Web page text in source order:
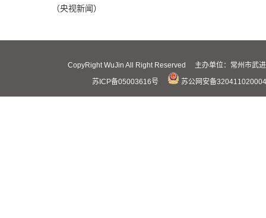
（央视新闻）
CopyRight WuJin All Right Reserved 主办单位：常州市
苏ICP备05003616号
苏公网安备